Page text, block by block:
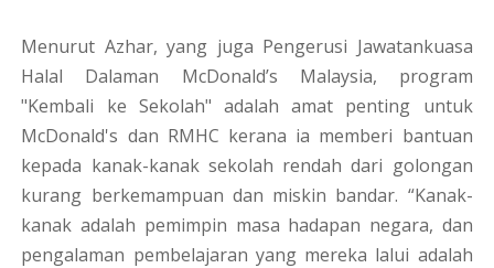
Menurut Azhar, yang juga Pengerusi Jawatankuasa
Halal Dalaman McDonald’s Malaysia, program
"Kembali ke Sekolah" adalah amat penting untuk
McDonald's dan RMHC kerana ia memberi bantuan
kepada kanak-kanak sekolah rendah dari golongan
kurang berkemampuan dan miskin bandar. “Kanak-
kanak adalah pemimpin masa hadapan negara, dan
pengalaman pembelajaran yang mereka lalui adalah